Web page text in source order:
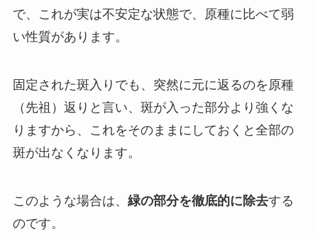
で、これが実は不安定な状態で、原種に比べて弱
い性質があります。
固定された斑入りでも、突然に元に返るのを原種
（先祖）返りと言い、斑が入った部分より強くな
りますから、これをそのままにしておくと全部の
斑が出なくなります。
このような場合は、 緑の部分を徹底的に除去する
のです。